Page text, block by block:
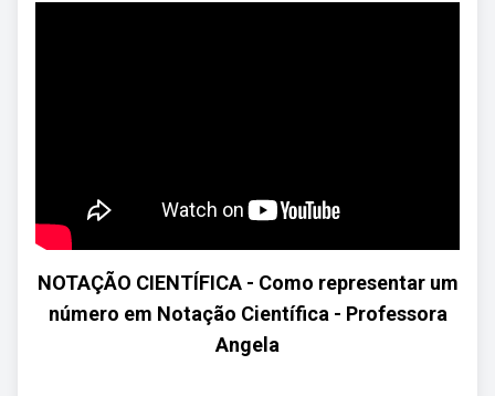
NOTAÇÃO CIENTÍFICA - Como representar um
número em Notação Científica - Professora
Angela